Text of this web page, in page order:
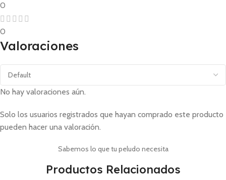
0
0
Valoraciones
No hay valoraciones aún.
Solo los usuarios registrados que hayan comprado este producto
pueden hacer una valoración.
Sabemos lo que tu peludo necesita
Productos Relacionados